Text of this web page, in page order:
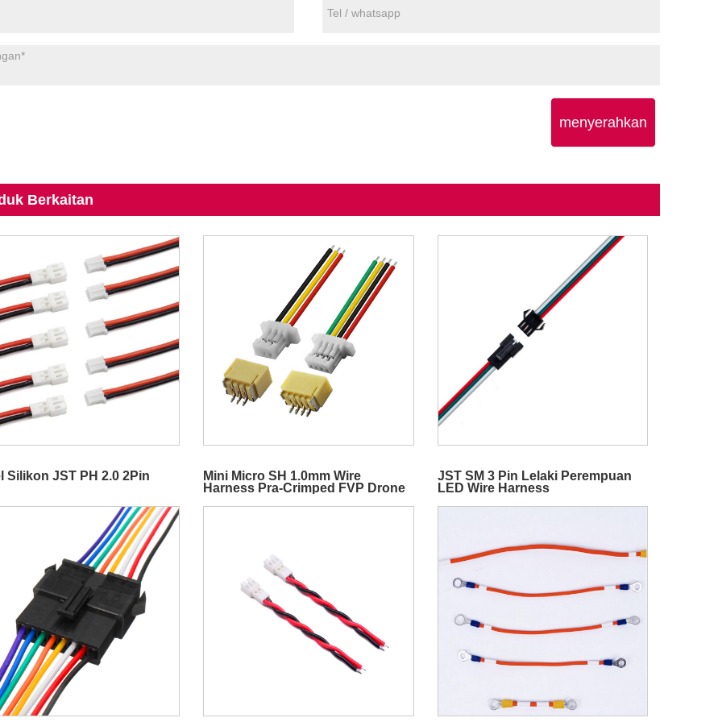
menyerahkan
Berkaitan
Silikon JST PH 2.0 2Pin
Mini Micro SH 1.0mm Wire
Harness Pra-Crimped FVP Drone
JST SM 3 Pin Lelaki Perempuan
LED Wire Harness